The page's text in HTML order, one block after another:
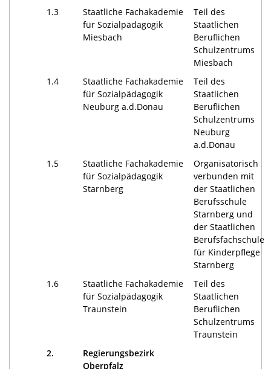
1.3
Staatliche Fachakademie
für Sozialpädagogik
Miesbach
Teil des
Staatlichen
Beruflichen
Schulzentrums
Miesbach
1.4
Staatliche Fachakademie
für Sozialpädagogik
Neuburg a.d.Donau
Teil des
Staatlichen
Beruflichen
Schulzentrums
Neuburg
a.d.Donau
1.5
Staatliche Fachakademie
für Sozialpädagogik
Starnberg
Organisatorisch
verbunden mit
der Staatlichen
Berufsschule
Starnberg und
der Staatlichen
Berufsfachschule
für Kinderpflege
Starnberg
1.6
Staatliche Fachakademie
für Sozialpädagogik
Traunstein
Teil des
Staatlichen
Beruflichen
Schulzentrums
Traunstein
2.
Regierungsbezirk
Oberpfalz